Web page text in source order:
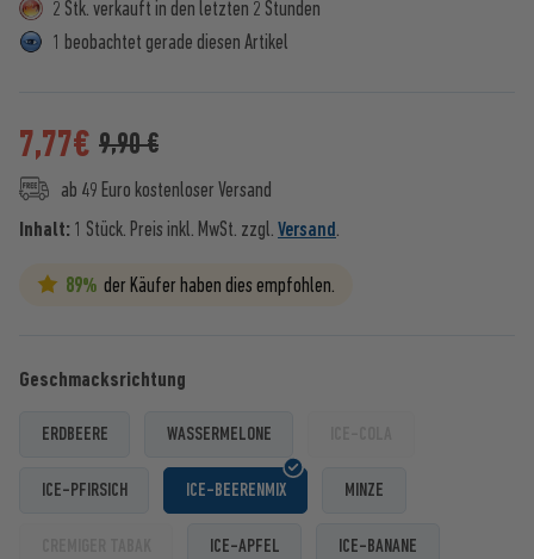
2 Stk. verkauft in den letzten 2 Stunden
1 beobachtet gerade diesen Artikel
7,77€ 9,90 €
ab 49 Euro kostenloser Versand
Inhalt: 1 Stück. Preis inkl. MwSt. zzgl. Versand.
89% der Käufer haben dies empfohlen.
Geschmacksrichtung
ERDBEERE WASSERMELONE
ICE-PFIRSICH ICE-BEERENMIX MINZE
ICE-APFEL ICE-BANANE